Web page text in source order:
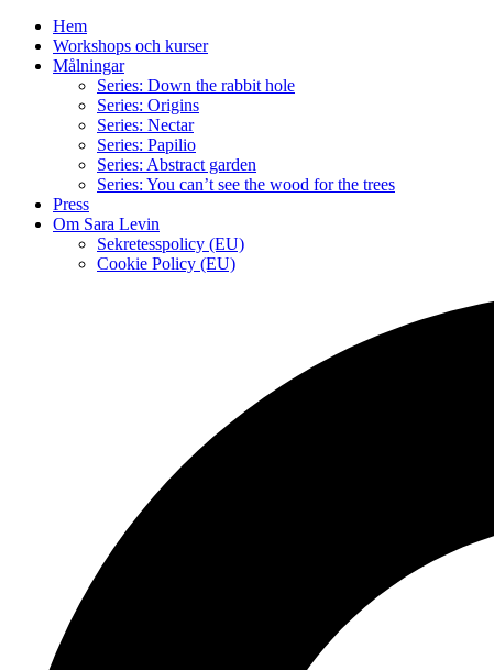
Hem
Workshops och kurser
Målningar
Series: Down the rabbit hole
Series: Origins
Series: Nectar
Series: Papilio
Series: Abstract garden
Series: You can’t see the wood for the trees
Press
Om Sara Levin
Sekretesspolicy (EU)
Cookie Policy (EU)